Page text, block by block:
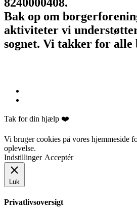
Bak op om
aktiviteter vi
sognet. Vi takker for alle
Tak for din hjælp ❤️
Vi bruger cookies på vores hjemmeside
oplevelse.
Indstillinger Acceptér
Luk
Privatlivsoversigt